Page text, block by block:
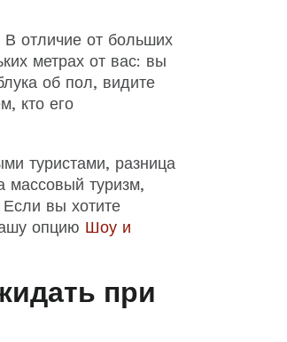
В отличие от больших
метрах от вас: вы
об пол, видите
кто его
туристами, разница
массовый туризм,
вы хотите
опцию Шоу и
при